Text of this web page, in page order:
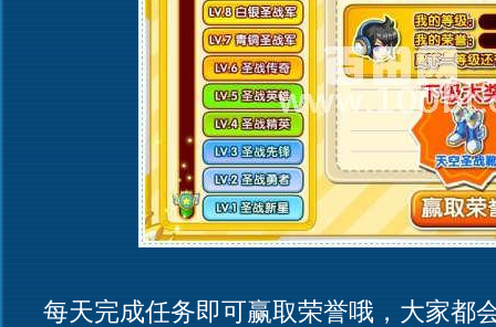
每天完成任务即可赢取荣誉哦，大家都